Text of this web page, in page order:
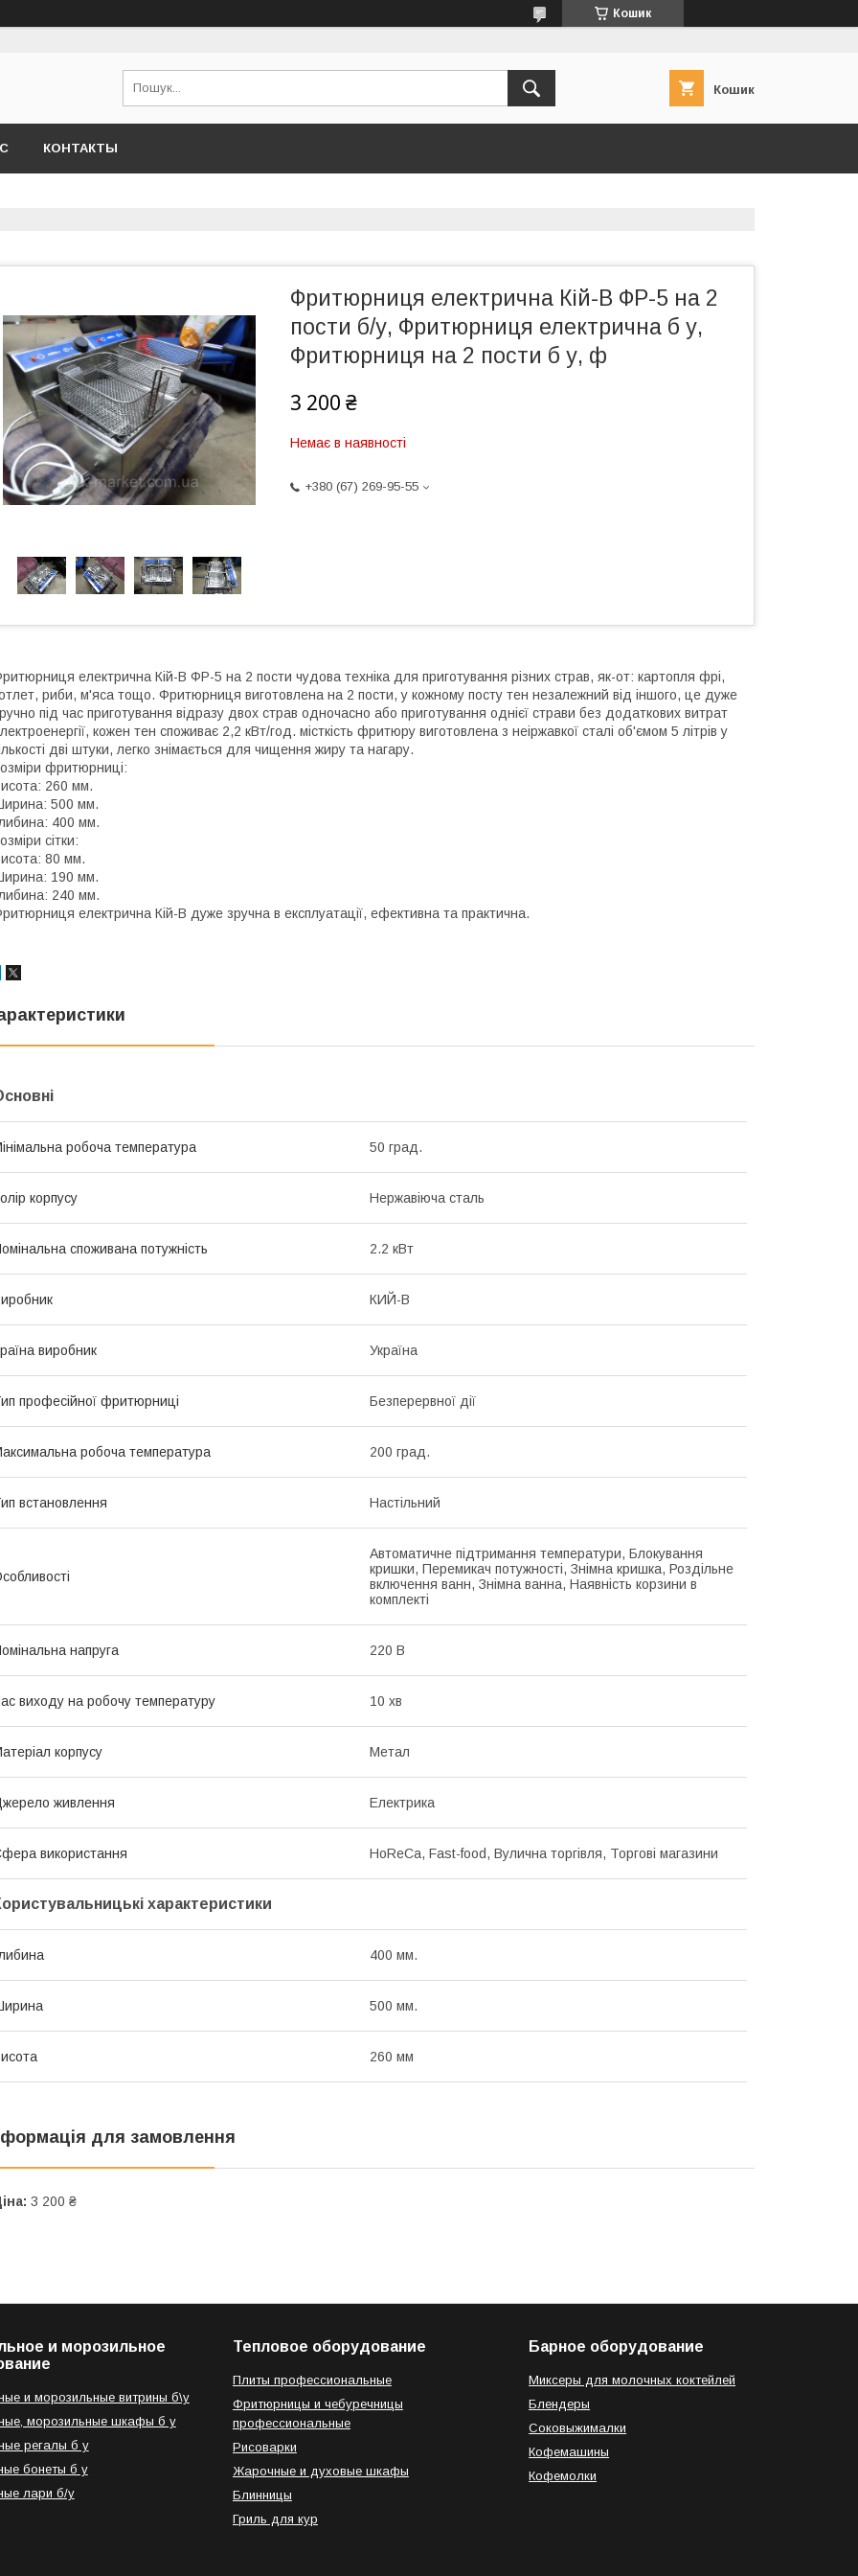
Кошик
Кошик
КОНТАКТЫ
Фритюрниця електрична Кій-В ФР-5 на 2
пости б/у, Фритюрниця електрична б у,
Фритюрниця на 2 пости б у, ф
3 200 ₴
Немає в наявності
+380 (67) 269-95-55
електрична Кій-В ФР-5 на 2 пости чудова техніка для приготування різних страв, як-от: картопля фрі,
риби, м'яса тощо. Фритюрниця виготовлена на 2 пости, у кожному посту тен незалежний від іншого, це дуже
під час приготування відразу двох страв одночасно або приготування однієї страви без додаткових витрат
кожен тен споживає 2,2 кВт/год. місткість фритюру виготовлена з неіржавкої сталі об'ємом 5 літрів у
дві штуки, легко знімається для чищення жиру та нагару.
фритюрниці:
260 мм.
500 мм.
400 мм.
сітки:
80 мм.
190 мм.
240 мм.
електрична Кій-В дуже зручна в експлуатації, ефективна та практична.
робоча температура 50 град.
корпусу Нержавіюча сталь
споживана потужність 2.2 кВт
КИЙ-В
виробник Україна
професійної фритюрниці Безперервної дії
робоча температура 200 град.
встановлення Настільний
Автоматичне підтримання температури, Блокування
кришки, Перемикач потужності, Знімна кришка, Роздільне
включення ванн, Знімна ванна, Наявність корзини в
комплекті
напруга 220 В
виходу на робочу температуру 10 хв
корпусу Метал
живлення Електрика
використання HoReCa, Fast-food, Вулична торгівля, Торгові магазини
характеристики
400 мм.
500 мм.
260 мм
для замовлення
3 200 ₴
и морозильное
и морозильные витрины б\у
морозильные шкафы б у
регалы б у
бонеты б у
лари б/у
Тепловое оборудование
Плиты профессиональные
Фритюрницы и чебуречницы
профессиональные
Рисоварки
Жарочные и духовые шкафы
Блинницы
Гриль для кур
Барное оборудование
Миксеры для молочных коктейлей
Блендеры
Соковыжималки
Кофемашины
Кофемолки